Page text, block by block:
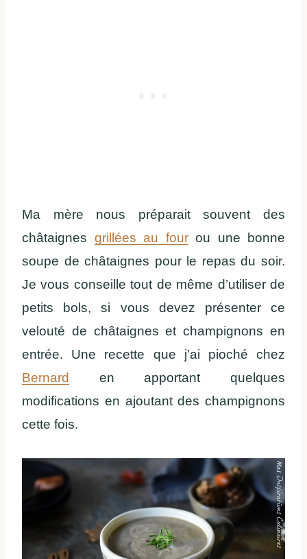
Ma mère nous préparait souvent des
châtaignes grillées au fourou une bonne
soupe de châtaignes pour le repas du soir.
Je vous conseille tout de même d’utiliser de
petits bols, si vous devez présenter ce
velouté de châtaignes et champignons en
entrée. Une recette que j’ai pioché chez
Bernard
en apportant quelques
modifications en ajoutant des champignons
cette fois.